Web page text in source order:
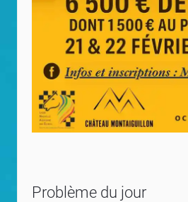
Problème du jour